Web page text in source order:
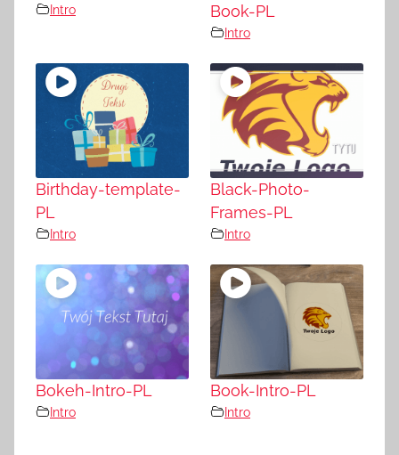
Intro
Book-PL
Intro
Birthday-template-
PL
Intro
Black-Photo-
Frames-PL
Intro
Bokeh-Intro-PL
Intro
Book-Intro-PL
Intro